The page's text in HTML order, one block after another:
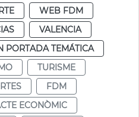
WEB FDM
VALENCIA
PORTADA TEMÁTICA
TURISME
FDM
ECONÒMIC